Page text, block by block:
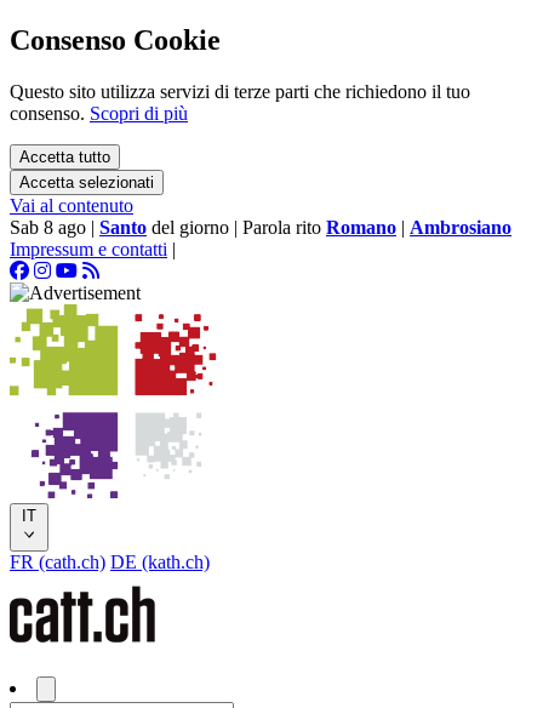
Consenso Cookie
Questo sito utilizza servizi di terze parti che richiedono il tuo
consenso. Scopri di più
Accetta tutto
Accetta selezionati
Vai al contenuto
Sab 8 ago | Santo del giorno | Parola rito Romano | Ambrosiano
Impressum e contatti |
IT
FR (cath.ch) DE (kath.ch)